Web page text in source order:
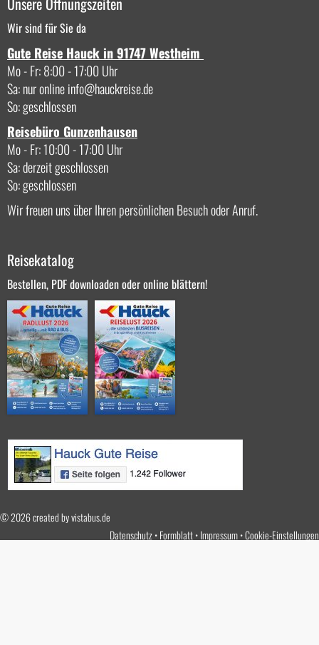
Wir sind für Sie da
Gute Reise Hauck in 91747 Westheim
Mo - Fr: 8:00 - 17:00 Uhr
Sa: nur onlineinfo
hauckreise.de
So: geschlossen
Reisebüro Gunzenhausen
Mo - Fr: 10:00 - 17:00 Uhr
Sa: derzeit geschlossen
So: geschlossen
Wir freuen uns über Ihren persönlichen Besuch oder Anruf.
Reisekatalog
Bestellen, PDF downloaden oder online blättern!
© 2026 created byvistabus.de
Datenschutz Formblatt Impressum Cookie-Einstellungen